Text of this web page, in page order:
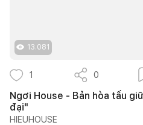
13.081
1 0
Ngơi House - Bản hòa tấu
đại"
HIEUHOUSE